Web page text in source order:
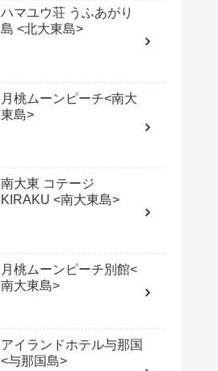
ハマユウ荘 うふあがり
島 <北大東島>
月桃ムーンピーチ<南大
東島>
南大東 コテージ
KIRAKU <南大東島>
月桃ムーンピーチ別館<
南大東島>
アイランドホテル与那国
<与那国島>